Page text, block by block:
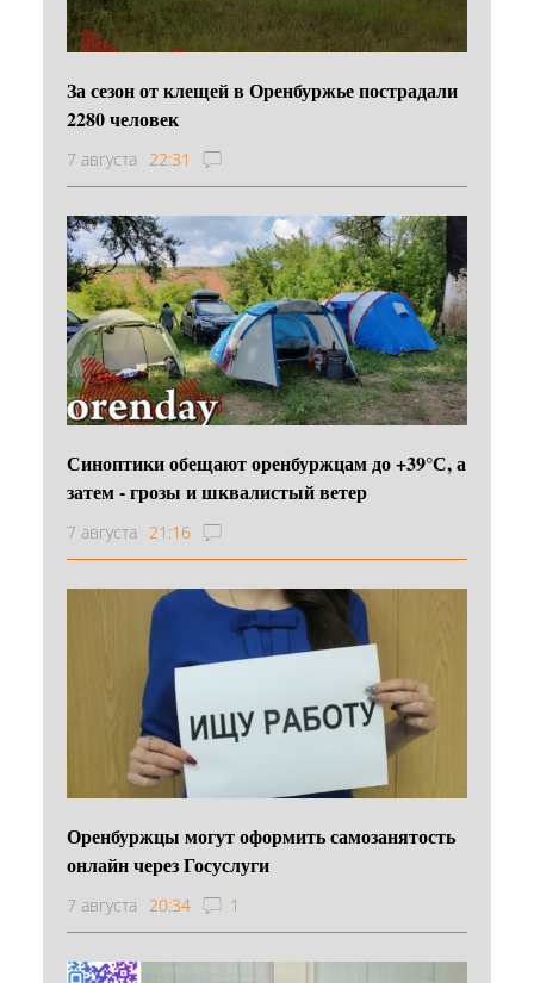
За сезон от клещей в Оренбуржье пострадали
2280 человек
7 августа 22:31
Синоптики обещают оренбуржцам до +39°С, а
затем - грозы и шквалистый ветер
7 августа 21:16
Оренбуржцы могут оформить самозанятость
онлайн через Госуслуги
7 августа 20:34 1